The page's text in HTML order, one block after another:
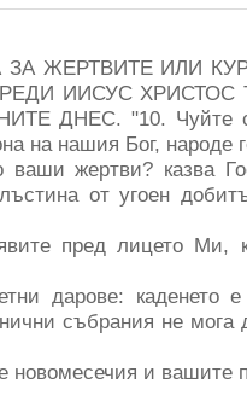
ЗА ЖЕРТВИТЕ ИЛИ
ИИСУС ХРИСТОС
ДНЕС. "10. Чуйте
на нашия Бог, народе
ваши жертви? казва
от угоен
пред лицето Ми,
дарове: каденето
събрания не мога
и вашите